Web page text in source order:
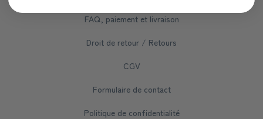
FAQ, paiement et livraison
Droit de retour / Retours
CGV
Formulaire de contact
Politique de confidentialité